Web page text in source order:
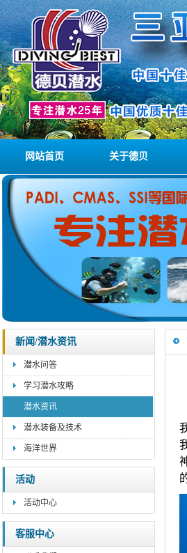
网站首页 关于德贝
新闻/潜水资讯
潜水问答
学习潜水攻略
潜水资讯
潜水装备及技术
海洋世界
活动
活动中心
客服中心